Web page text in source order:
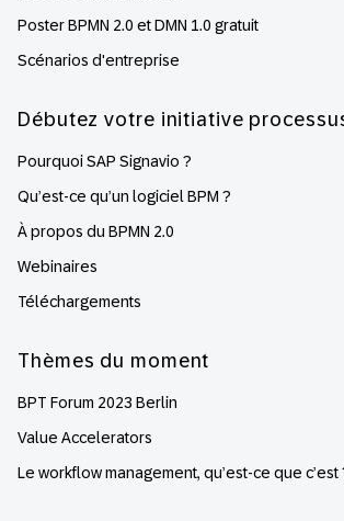
Poster BPMN 2.0 et DMN 1.0 gratuit
Scénarios d'entreprise
Débutez votre initiative
Pourquoi SAP Signavio ?
Qu’est-ce qu’un logiciel BPM ?
À propos du BPMN 2.0
Webinaires
Téléchargements
Thèmes du moment
BPT Forum 2023 Berlin
Value Accelerators
Le workflow management, qu’est-ce que c’est